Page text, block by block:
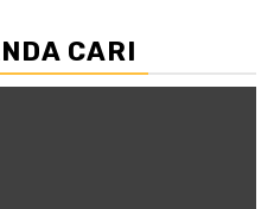
CARI